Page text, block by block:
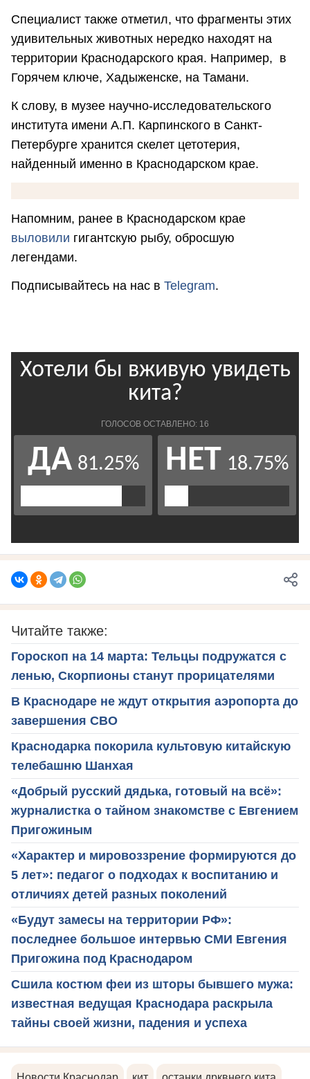
Специалист также отметил, что фрагменты этих
удивительных животных нередко находят на
территории Краснодарского края. Например, в
Горячем ключе, Хадыженске, на Тамани.
К слову, в музее научно-исследовательского
института имени А.П. Карпинского в Санкт-
Петербурге хранится скелет цетотерия,
найденный именно в Краснодарском крае.
Напомним, ранее в Краснодарском крае
выловили гигантскую рыбу, обросшую
легендами.
Подписывайтесь на нас в Telegram.
Читайте также:
Гороскоп на 14 марта: Тельцы подружатся с
ленью, Скорпионы станут прорицателями
В Краснодаре не ждут открытия аэропорта до
завершения СВО
Краснодарка покорила культовую китайскую
телебашню Шанхая
«Добрый русский дядька, готовый на всё»:
журналистка о тайном знакомстве с Евгением
Пригожиным
«Характер и мировоззрение формируются до
5 лет»: педагог о подходах к воспитанию и
отличиях детей разных поколений
«Будут замесы на территории РФ»:
последнее большое интервью СМИ Евгения
Пригожина под Краснодаром
Сшила костюм феи из шторы бывшего мужа:
известная ведущая Краснодара раскрыла
тайны своей жизни, падения и успеха